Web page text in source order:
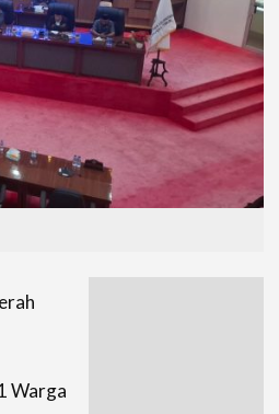
Warga